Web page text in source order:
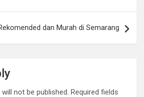
dan Murah di Semarang
not be published. Required fields